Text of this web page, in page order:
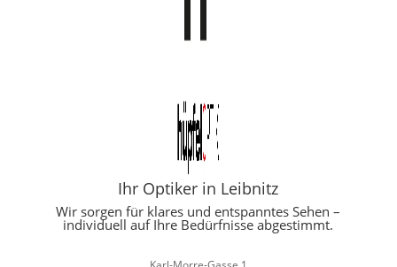
Ihr Optiker in Leibnitz
Wir sorgen für klares und entspanntes Sehen –
individuell auf Ihre Bedürfnisse abgestimmt.